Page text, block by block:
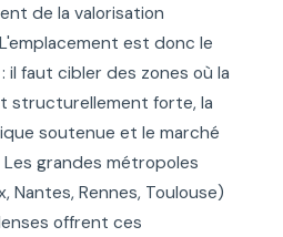
de la valorisation
est donc le
faut cibler des zones où la
structurellement forte, la
soutenue et le marché
grandes métropoles
Nantes, Rennes, Toulouse)
offrent ces